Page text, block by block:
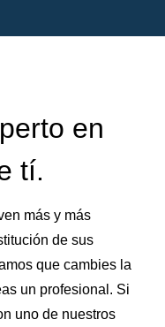
en
tí.
más y más
de sus
que cambies la
un profesional. Si
uno de nuestros